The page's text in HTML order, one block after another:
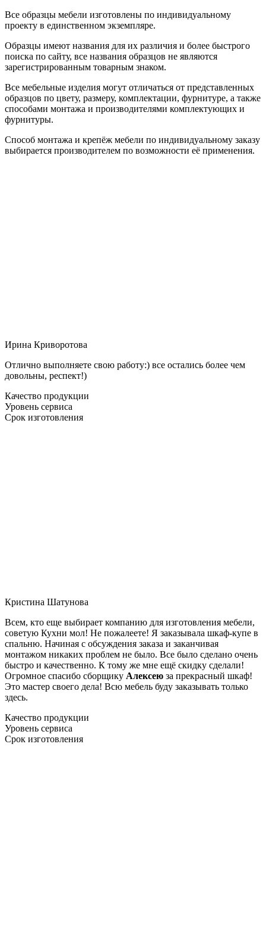
Все образцы мебели изготовлены по индивидуальному
проекту в единственном экземпляре.
Образцы имеют названия для их различия и более быстрого
поиска по сайту, все названия образцов не являются
зарегистрированным товарным знаком.
Все мебельные изделия могут отличаться от представленных
образцов по цвету, размеру, комплектации, фурнитуре, а также
способами монтажа и производителями комплектующих и
фурнитуры.
Способ монтажа и крепёж мебели по индивидуальному заказу
выбирается производителем по возможности её применения.
Ирина Криворотова
Отлично выполняете свою работу:) все остались более чем
довольны, респект!)
Качество продукции
Уровень сервиса
Срок изготовления
Кристина Шатунова
Всем, кто еще выбирает компанию для изготовления мебели,
советую Кухни мол! Не пожалеете! Я заказывала шкаф-купе в
спальню. Начиная с обсуждения заказа и заканчивая
монтажом никаких проблем не было. Все было сделано очень
быстро и качественно. К тому же мне ещё скидку сделали!
Огромное спасибо сборщику Алексею за прекрасный шкаф!
Это мастер своего дела! Всю мебель буду заказывать только
здесь.
Качество продукции
Уровень сервиса
Срок изготовления